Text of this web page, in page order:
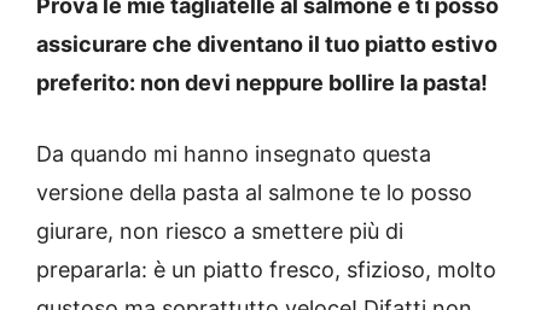
Prova le mie tagliatelle al salmone e ti posso
assicurare che diventano il tuo piatto estivo
preferito: non devi neppure bollire la pasta!
Da quando mi hanno insegnato questa
versione della pasta al salmone te lo posso
giurare, non riesco a smettere più di
prepararla: è un piatto fresco, sfizioso, molto